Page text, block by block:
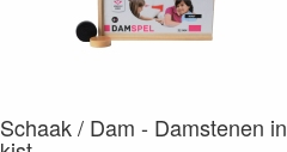
Schaak / Dam - Damstenen in